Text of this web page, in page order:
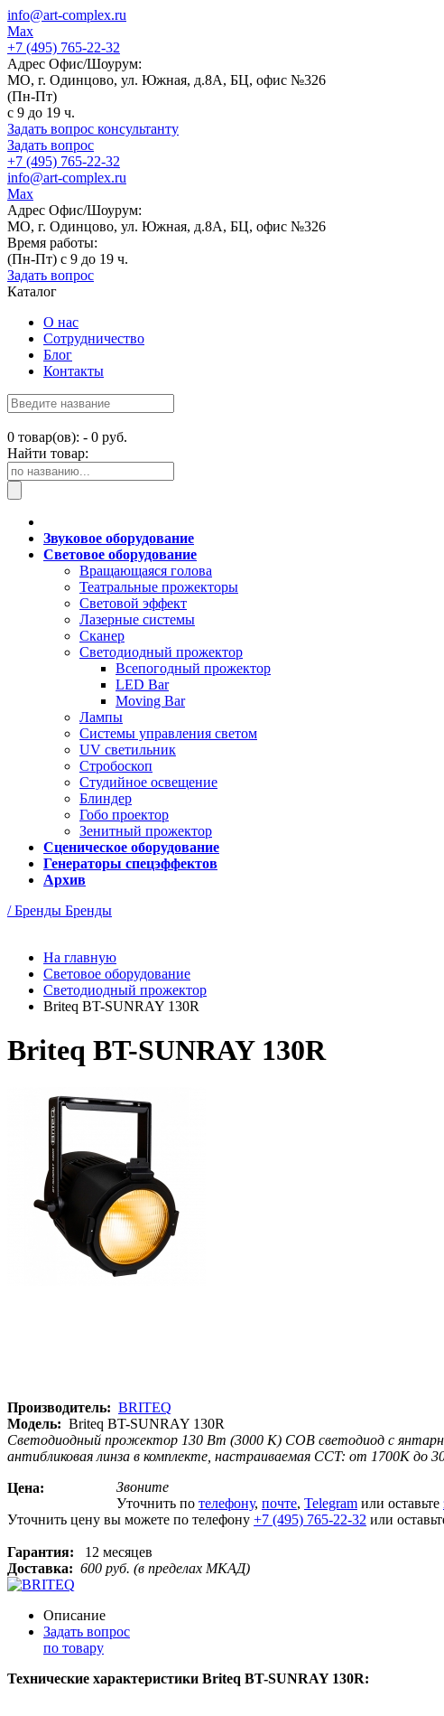
info@art-complex.ru
Max
+7 (495) 765-22-32
Адрес Офис/Шоурум:
МО, г. Одинцово, ул. Южная, д.8А, БЦ, офис №326
(Пн-Пт)
с 9 до 19 ч.
Задать вопрос консультанту
Задать вопрос
+7 (495) 765-22-32
info@art-complex.ru
Max
Адрес Офис/Шоурум:
МО, г. Одинцово, ул. Южная, д.8А, БЦ, офис №326
Время работы:
(Пн-Пт) с 9 до 19 ч.
Задать вопрос
Каталог
О нас
Сотрудничество
Блог
Контакты
0 товар(ов): - 0 руб.
Найти товар:
Звуковое оборудование
Световое оборудование
Вращающаяся голова
Театральные прожекторы
Световой эффект
Лазерные системы
Сканер
Светодиодный прожектор
Всепогодный прожектор
LED Bar
Moving Bar
Лампы
Системы управления светом
UV светильник
Стробоскоп
Студийное освещение
Блиндер
Гобо проектор
Зенитный прожектор
Сценическое оборудование
Генераторы спецэффектов
Архив
/ Бренды Бренды
На главную
Световое оборудование
Светодиодный прожектор
Briteq BT-SUNRAY 130R
Briteq BT-SUNRAY 130R
Производитель: BRITEQ
Модель: Briteq BT-SUNRAY 130R
Светодиодный прожектор 130 Вт (3000 К) COB светодиод с
антибликовая линза в комплекте, настраиваемая CCT: от 1700K до
Цена:
Звоните
Уточнить по телефону, почте, Telegram или оставьте
Уточнить цену вы можете по телефону +7 (495) 765-22-32 или
Гарантия: 12 месяцев
Доставка: 600 руб. (в пределах МКАД)
Описание
Задать вопрос
по товару
Технические характеристики Briteq BT-SUNRAY 130R: